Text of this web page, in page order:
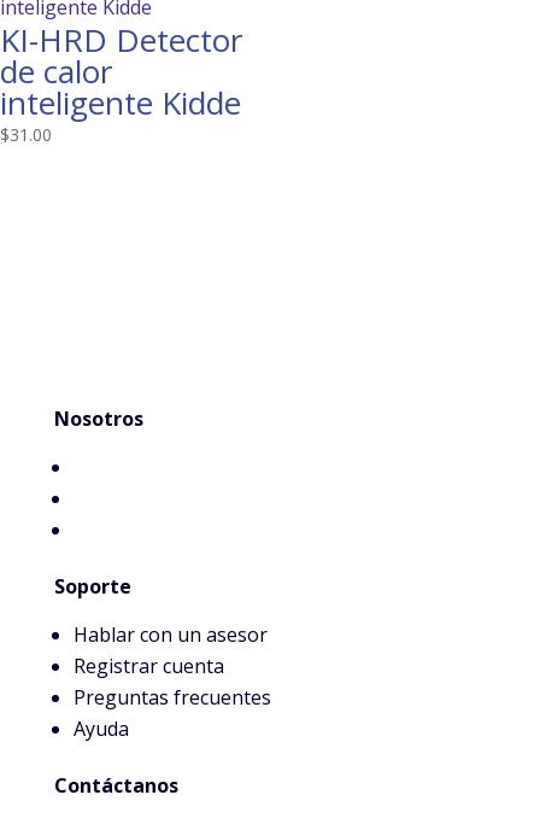
KI-HRD Detector
de calor
inteligente Kidde
$31.00
Nosotros
Soporte
Hablar con un asesor
Registrar cuenta
Preguntas frecuentes
Ayuda
Contáctanos